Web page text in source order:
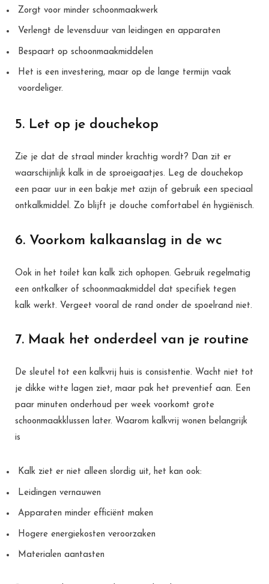
Zorgt voor minder schoonmaakwerk
Verlengt de levensduur van leidingen en apparaten
Bespaart op schoonmaakmiddelen
Het is een investering, maar op de lange termijn vaak
voordeliger.
5. Let op je douchekop
Zie je dat de straal minder krachtig wordt? Dan zit er
waarschijnlijk kalk in de sproeigaatjes. Leg de douchekop
een paar uur in een bakje met azijn of gebruik een speciaal
ontkalkmiddel. Zo blijft je douche comfortabel én hygiënisch.
6. Voorkom kalkaanslag in de wc
Ook in het toilet kan kalk zich ophopen. Gebruik regelmatig
een ontkalker of schoonmaakmiddel dat specifiek tegen
kalk werkt. Vergeet vooral de rand onder de spoelrand niet.
7. Maak het onderdeel van je routine
De sleutel tot een kalkvrij huis is consistentie. Wacht niet tot
je dikke witte lagen ziet, maar pak het preventief aan. Een
paar minuten onderhoud per week voorkomt grote
schoonmaakklussen later. Waarom kalkvrij wonen belangrijk
is
Kalk ziet er niet alleen slordig uit, het kan ook:
Leidingen vernauwen
Apparaten minder efficiënt maken
Hogere energiekosten veroorzaken
Materialen aantasten